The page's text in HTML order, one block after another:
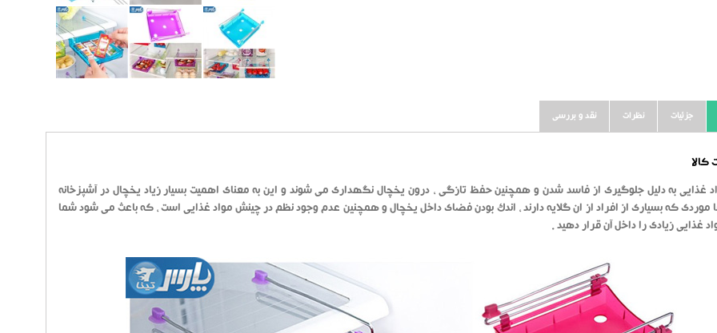
جزئیات نظرات نقد و بررسی
کالا
غذایی به دلیل جلوگیری از فاسد شدن و همچنین حفظ تازگی ، درون یخچال نگهداری می شوند و این به معنای اهمیت بسیار زیاد یخچال در آشپزخانه
موردی که بسیاری از افراد از ان گلایه دارند ، اندک بودن فضای داخل یخچال و همچنین عدم وجود نظم در چینش مواد غذایی است ، که باعث می شود شما
غذایی زیادی را داخل آن قرار دهید .